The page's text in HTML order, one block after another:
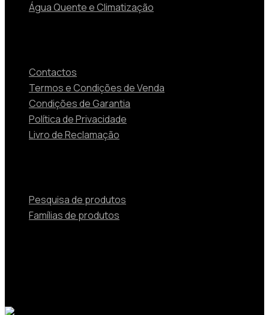
Água Quente e Climatização
Contactos
Termos e Condições de Venda
Condições de Garantia
Política de Privacidade
Livro de Reclamação
Pesquisa de produtos
Famílias de produtos